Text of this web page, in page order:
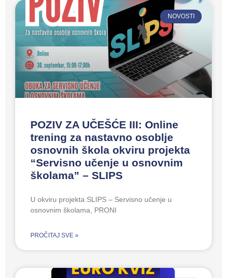
NOVOSTI
POZIV ZA UČEŠĆE III: Online
trening za nastavno osoblje
osnovnih škola okviru projekta
“Servisno učenje u osnovnim
školama” – SLIPS
U okviru projekta SLIPS – Servisno učenje u
osnovnim školama, PRONI
PROČITAJ SVE »